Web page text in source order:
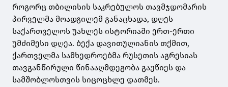
როგორც თბილისის საკრებულოს თავმჯდომარის
პირველმა მოადგილემ განაცხადა, დღეს
საქართველოს უახლეს ისტორიაში ერთ-ერთი
უმძიმესი დღეა. ბექა დავითულიანის თქმით,
ქართველმა სამხედროებმა რუსეთის აგრესიას
თავგანწირული წინააღმდეგობა გაუწიეს და
სამშობლოსთვის სიცოცხლე დათმეს.